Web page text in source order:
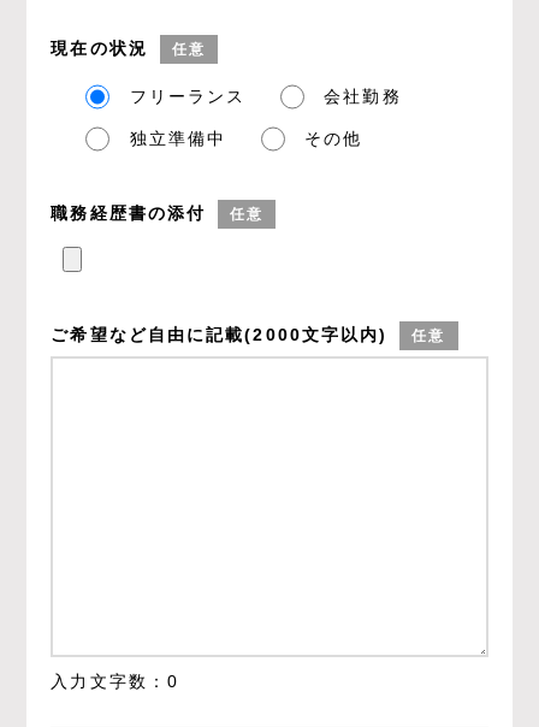
現在の状況 任意
フリーランス 会社勤務
独立準備中 その他
職務経歴書の添付 任意
ご希望など自由に記載(2000文字以内) 任意
入力文字数： 0